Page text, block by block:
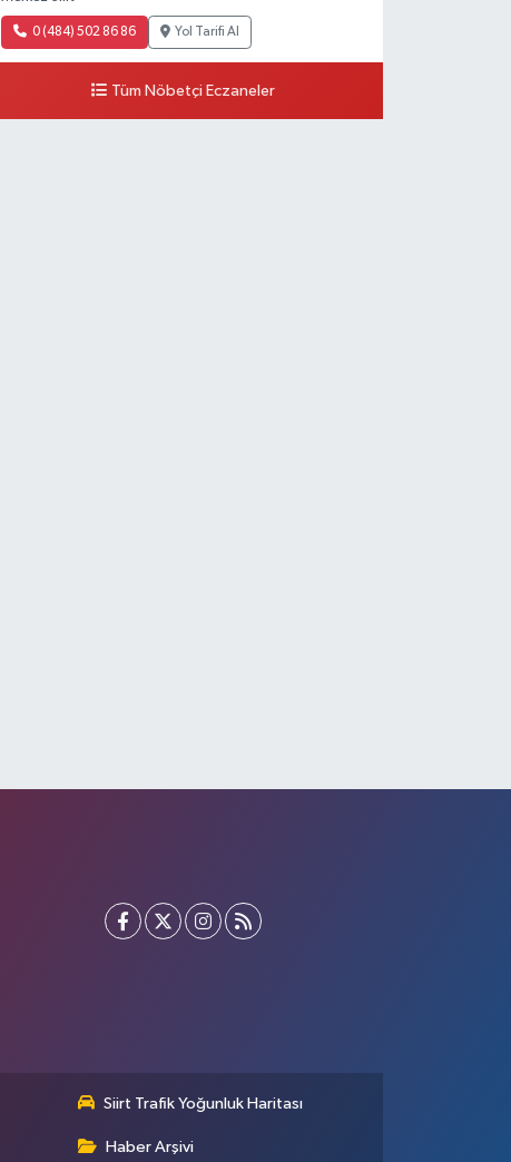
0 (484) 502 86 86 Yol Tarifi Al
Tüm Nöbetçi Eczaneler
Siirt Trafik Yoğunluk Haritası
Haber Arşivi